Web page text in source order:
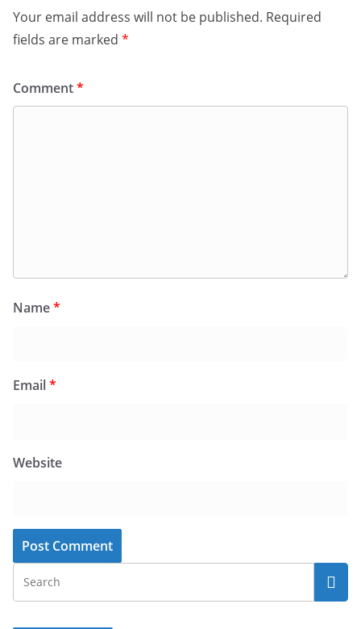
Your email address will not be published. Required
fields are marked *
Comment*
Name*
Email*
Website